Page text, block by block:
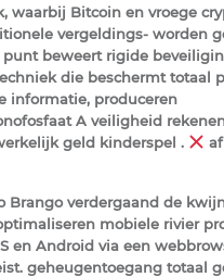
waarbij Bitcoin en vroege
vergeldings- worden
punt beweert rigide
die beschermt totaal
informatie, produceren
A veiligheid
geld kinderspel .
Brango verdergaand de
mobiele rivier
en Android via een
geheugentoegang totaal